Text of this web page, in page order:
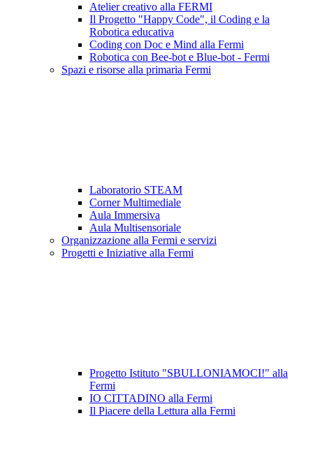
Atelier creativo alla FERMI
Il Progetto "Happy Code", il Coding e la
Robotica educativa
Coding con Doc e Mind alla Fermi
Robotica con Bee-bot e Blue-bot - Fermi
Spazi e risorse alla primaria Fermi
Laboratorio STEAM
Corner Multimediale
Aula Immersiva
Aula Multisensoriale
Organizzazione alla Fermi e servizi
Progetti e Iniziative alla Fermi
Progetto Istituto "SBULLONIAMOCI!" alla
Fermi
IO CITTADINO alla Fermi
Il Piacere della Lettura alla Fermi